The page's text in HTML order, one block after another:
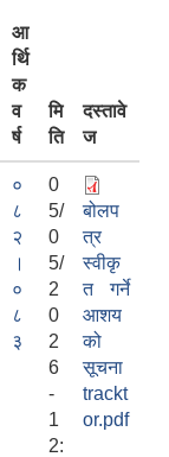
आ
र्थि
क
व
र्ष
मि
ति
दस्तावे
ज
०
८
२
।
०
८
३
0
5/
0
5/
2
0
2
6
-
1
2:
बोलप
त्र
स्वीकृ
त गर्ने
आशय
को
सूचना
trackt
or.pdf